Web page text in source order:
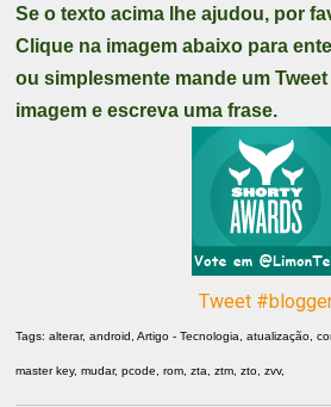
Se o texto acima lhe ajudou, por
Clique na imagem abaixo para
ou simplesmente mande um
imagem e escreva uma frase.
Tweet
Tags: alterar, android, Artigo - Tecnologia, atualização,
master key, mudar, pcode, rom, zta, ztm, zto, zvv,